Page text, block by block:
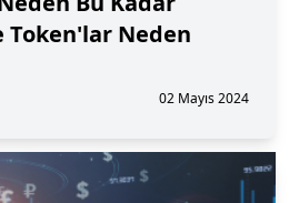
Token'lar Neden
02 Mayıs 2024